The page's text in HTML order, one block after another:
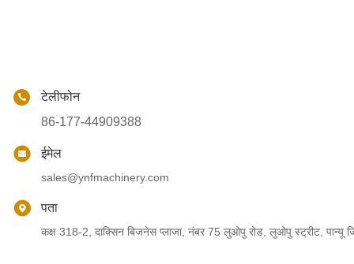
टेलीफोन
86-177-44909388
ईमेल
sales@ynfmachinery.com
पता
कक्ष 318-2, दाक्सिन बिजनेस प्लाजा, नंबर 75 लुओपु रोड, लुओपु स्ट्रीट, पान्यू